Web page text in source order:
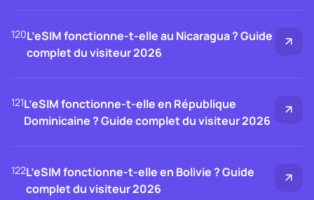
120L’eSIM fonctionne-t-elle au Nicaragua ? Guide
complet du visiteur 2026
121L’eSIM fonctionne-t-elle en République
Dominicaine ? Guide complet du visiteur 2026
122L’eSIM fonctionne-t-elle en Bolivie ? Guide
complet du visiteur 2026